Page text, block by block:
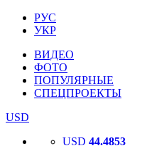
РУС
УКР
ВИДЕО
ФОТО
ПОПУЛЯРНЫЕ
СПЕЦПРОЕКТЫ
USD
USD 44.4853